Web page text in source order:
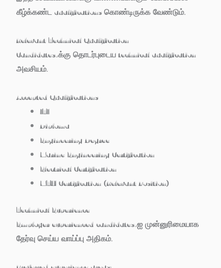
கீழ்க்கண்ட qualifications கொண்டிருக்க வேண்டும்.
Relevant Technical Qualification
Candidates-க்கு தொடர்புடைய technical qualification
அவசியம்.
Accepted Qualifications
ITI
Diploma
Engineering Degree
Marine Engineering Certification
Electrical Certification
MTU Certification (Relevant Position)
Technical Experience
Employer experienced candidates-ஐ முன்னுரிமையாக
தேர்வு செய்ய வாய்ப்பு அதிகம்.